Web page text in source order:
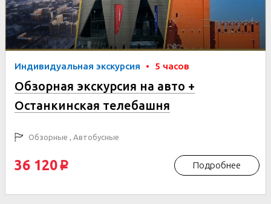
Индивидуальная экскурсия • 5 часов
Обзорная экскурсия на авто +
Останкинская телебашня
Обзорные , Автобусные
36 120 p Подробнее